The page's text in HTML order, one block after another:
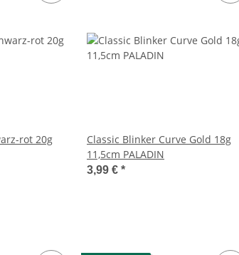
rot 20g
Classic Blinker Curve Gold 18g
11,5cm PALADIN
3,99 € *